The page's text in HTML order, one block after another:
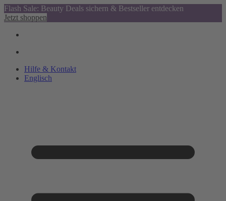
Flash Sale: Beauty Deals sichern & Bestseller entdecken
Jetzt shoppen
Hilfe & Kontakt
Englisch